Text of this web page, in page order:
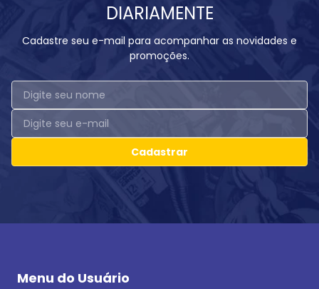
DIARIAMENTE
Cadastre seu e-mail para acompanhar as novidades e
promoções.
Cadastrar
Menu do Usuário